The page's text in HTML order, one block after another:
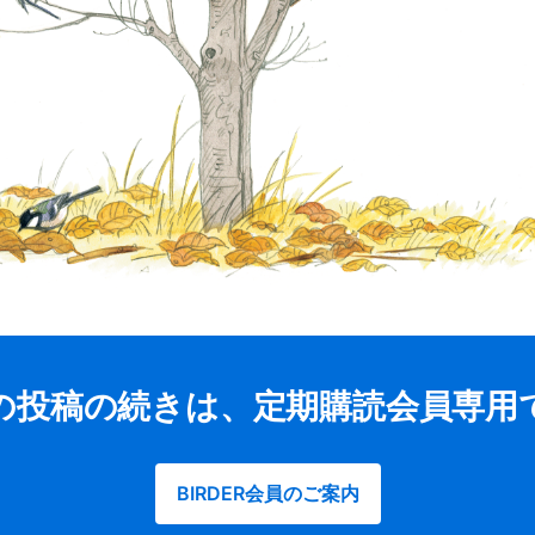
投稿の続きは、定期購読会員専用
BIRDER会員のご案内